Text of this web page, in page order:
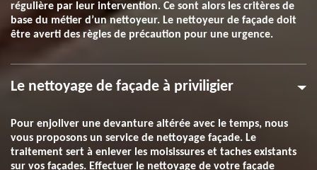
régulière par leur intervention. Ce sont alors les critères de
base du métier d’un nettoyeur. Le nettoyeur de façade doit
être averti des règles de précaution pour une urgence.
Le nettoyage de façade à priviligier
Pour enjoliver une devanture altérée avec le temps, nous
vous proposons un service de nettoyage façade. Le
traitement sert à enlever les moisissures et taches existants
sur vos façades. Effectuer le nettoyage de votre façade